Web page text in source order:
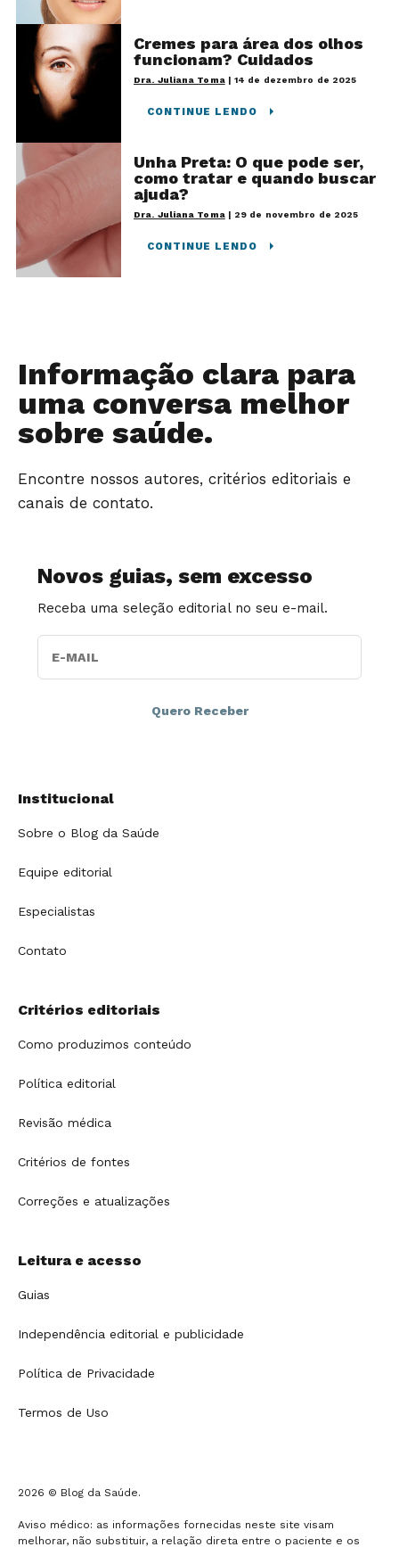
Cremes para área dos olhos
funcionam? Cuidados
Dra. Juliana Toma|14 de dezembro de 2025
CONTINUE LENDO
Unha Preta: O que pode ser,
como tratar e quando buscar
ajuda?
Dra. Juliana Toma| 29 de novembro de 2025
CONTINUE LENDO
Informação clara para
uma conversa melhor
sobre saúde.
Encontre nossos autores, critérios editoriais e
canais de contato.
Novos guias, sem excesso
Receba uma seleção editorial no seu e-mail.
Institucional
Sobre o Blog da Saúde
Equipe editorial
Especialistas
Contato
Critérios editoriais
Como produzimos conteúdo
Política editorial
Revisão médica
Critérios de fontes
Correções e atualizações
Leitura e acesso
Guias
Independência editorial e publicidade
Política de Privacidade
Termos de Uso
2026 © Blog da Saúde.
Aviso médico: as informações fornecidas neste site visam
melhorar, não substituir, a relação direta entre o paciente e os